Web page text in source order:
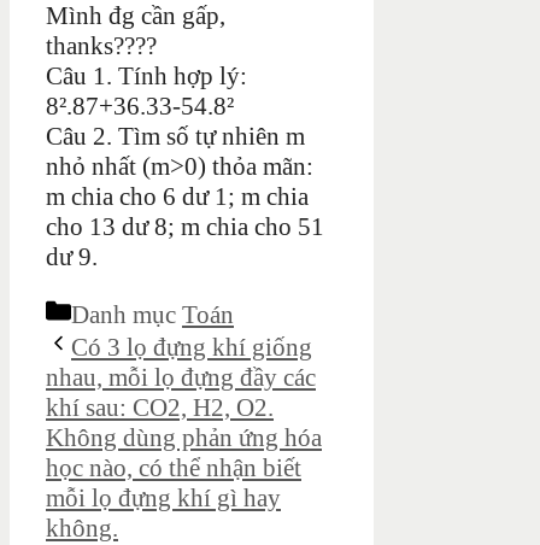
Mình đg cần gấp,
thanks????
Câu 1. Tính hợp lý:
8².87+36.33-54.8²
Câu 2. Tìm số tự nhiên m
nhỏ nhất (m>0) thỏa mãn:
m chia cho 6 dư 1; m chia
cho 13 dư 8; m chia cho 51
dư 9.
Danh mục Toán
Có 3 lọ đựng khí giống
nhau, mỗi lọ đựng đầy các
khí sau: CO2, H2, O2.
Không dùng phản ứng hóa
học nào, có thể nhận biết
mỗi lọ đựng khí gì hay
không.